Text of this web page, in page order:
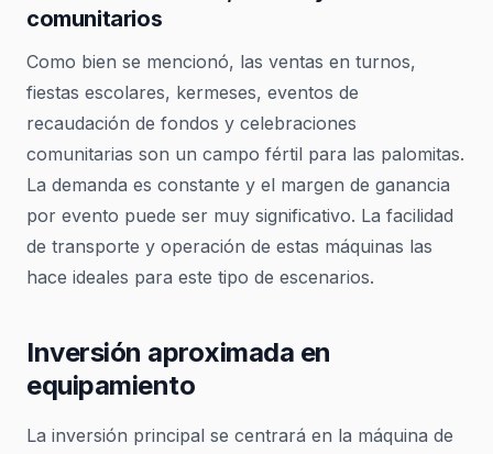
comunitarios
Como bien se mencionó, las ventas en turnos,
fiestas escolares, kermeses, eventos de
recaudación de fondos y celebraciones
comunitarias son un campo fértil para las palomitas.
La demanda es constante y el margen de ganancia
por evento puede ser muy significativo. La facilidad
de transporte y operación de estas máquinas las
hace ideales para este tipo de escenarios.
Inversión aproximada en
equipamiento
La inversión principal se centrará en la máquina de